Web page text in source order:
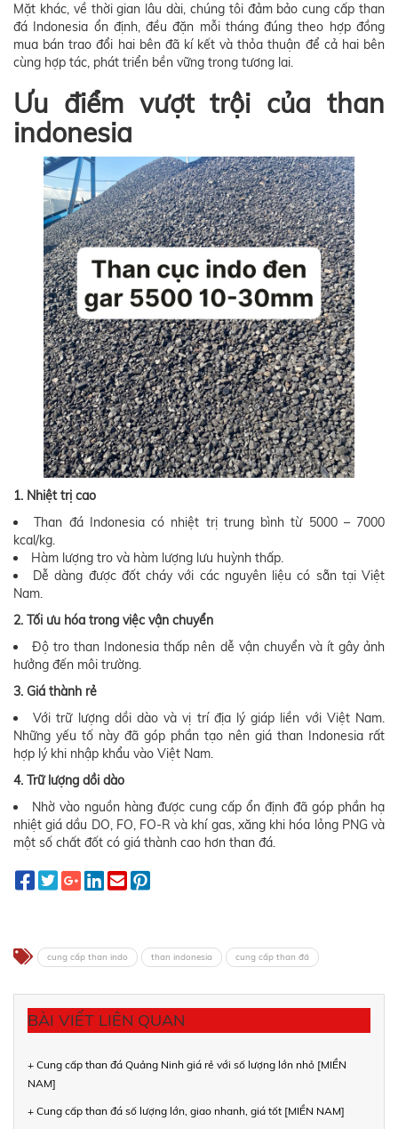
Mặt khác, về thời gian lâu dài, chúng tôi đảm bảo cung cấp than
đá Indonesia ổn định, đều đặn mỗi tháng đúng theo hợp đồng
mua bán trao đổi hai bên đã kí kết và thỏa thuận để cả hai bên
cùng hợp tác, phát triển bền vững trong tương lai.
Ưu điểm vượt trội của than
indonesia
1. Nhiệt trị cao
Than đá Indonesia có nhiệt trị trung bình từ 5000 – 7000
kcal/kg.
Hàm lượng tro và hàm lượng lưu huỳnh thấp.
Dễ dàng được đốt cháy với các nguyên liệu có sẵn tại Việt
Nam.
2. Tối ưu hóa trong việc vận chuyển
Độ tro than Indonesia thấp nên dễ vận chuyển và ít gây ảnh
hưởng đến môi trường.
3. Giá thành rẻ
Với trữ lượng dồi dào và vị trí địa lý giáp liền với Việt Nam.
Những yếu tố này đã góp phần tạo nên giá than Indonesia rất
hợp lý khi nhập khẩu vào Việt Nam.
4. Trữ lượng dồi dào
Nhờ vào nguồn hàng được cung cấp ổn định đã góp phần hạ
nhiệt giá dầu DO, FO, FO-R và khí gas, xăng khi hóa lỏng PNG và
một số chất đốt có giá thành cao hơn than đá.
cung cấp than indo than indonesia cung cấp than đá
BÀI VIẾT LIÊN QUAN
+ Cung cấp than đá Quảng Ninh giá rẻ với số lượng lớn nhỏ [MIỀN
NAM]
+ Cung cấp than đá số lượng lớn, giao nhanh, giá tốt [MIỀN NAM]